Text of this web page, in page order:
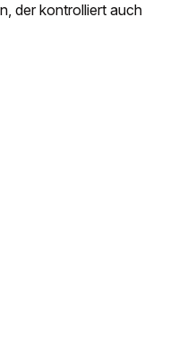
der kontrolliert auch